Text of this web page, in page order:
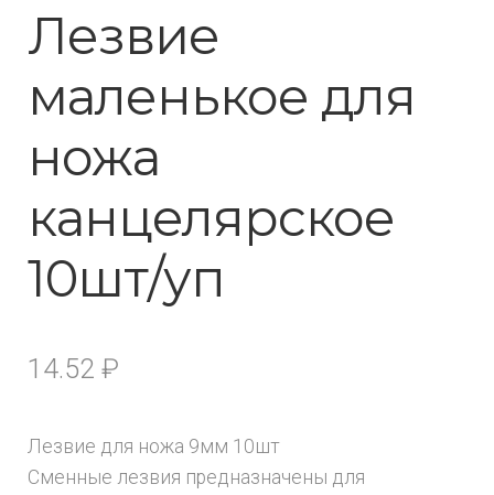
Лезвие
маленькое для
ножа
канцелярское
10шт/уп
14.52 ₽
Лезвие для ножа 9мм 10шт
Сменные лезвия предназначены для